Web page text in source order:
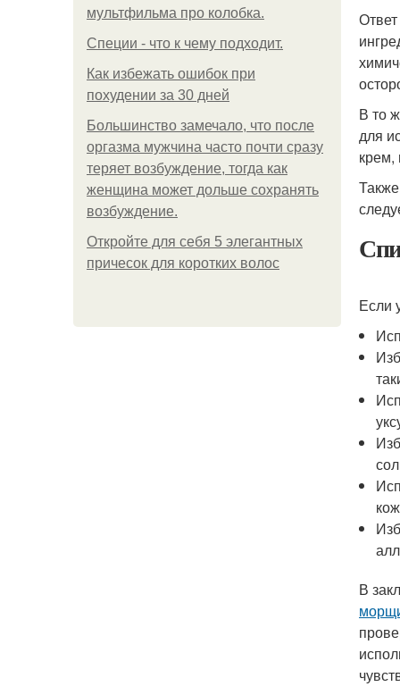
мультфильма про колобка.
Специи - что к чему подходит.
Как избежать ошибок при
похудении за 30 дней
Большинство замечало, что после
оргазма мужчина часто почти сразу
теряет возбуждение, тогда как
женщина может дольше сохранять
возбуждение.
Откройте для себя 5 элегантных
причесок для коротких волос
В то
для
крем,
Если
В